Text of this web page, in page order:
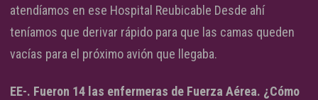
atendíamos en ese Hospital Reubicable Desde ahí
teníamos que derivar rápido para que las camas queden
vacías para el próximo avión que llegaba.
EE-. Fueron 14 las enfermeras de Fuerza Aérea. ¿Cómo